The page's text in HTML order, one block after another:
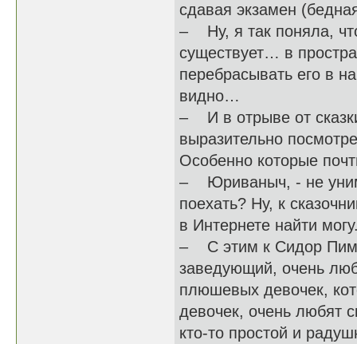
сдавая экзамен
– Ну, я так поняла,
существует… в
перебрасывать его в
видно…
– И в отрыве от
выразительно
Особенно которые
– Юриваныч, - не
поехать? Ну, к
в Интернете найти
– С этим к Сидор
заведующий, очень
плюшевых девочек,
девочек, очень любят
кто-то простой и